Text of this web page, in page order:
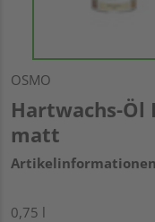
OSMO
Hartwachs-Öl
matt
Artikelinformationen
0,75 l